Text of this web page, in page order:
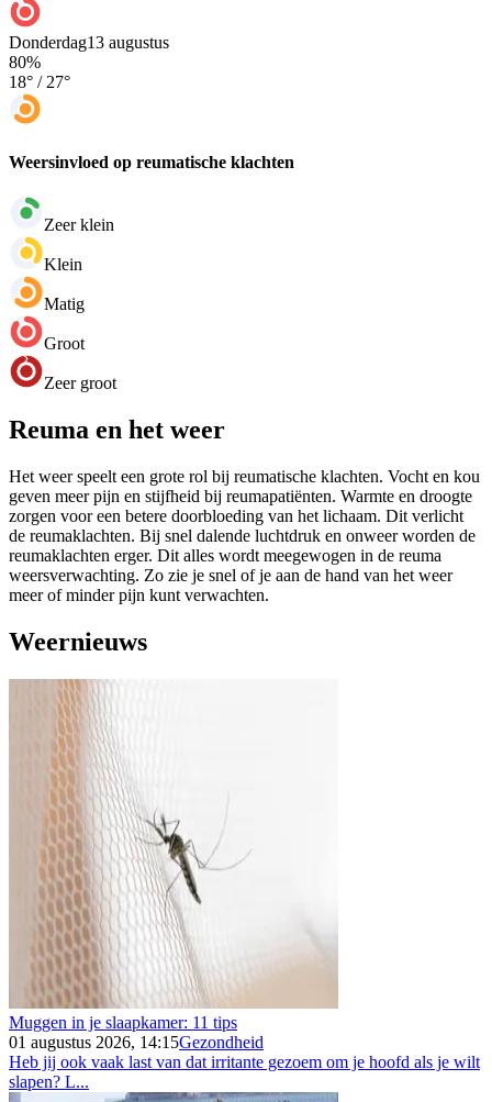
Donderdag13 augustus
80%
18° / 27°
Weersinvloed op reumatische klachten
Zeer klein
Klein
Matig
Groot
Zeer groot
Reuma en het weer
Het weer speelt een grote rol bij reumatische klachten. Vocht en kou
geven meer pijn en stijfheid bij reumapatiënten. Warmte en droogte
zorgen voor een betere doorbloeding van het lichaam. Dit verlicht
de reumaklachten. Bij snel dalende luchtdruk en onweer worden de
reumaklachten erger. Dit alles wordt meegewogen in de reuma
weersverwachting. Zo zie je snel of je aan de hand van het weer
meer of minder pijn kunt verwachten.
Weernieuws
Muggen in je slaapkamer: 11 tips
01 augustus 2026, 14:15Gezondheid
Heb jij ook vaak last van dat irritante gezoem om je hoofd als je wilt
slapen? L...